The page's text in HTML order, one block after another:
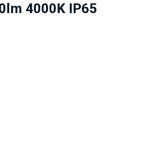
4000K IP65